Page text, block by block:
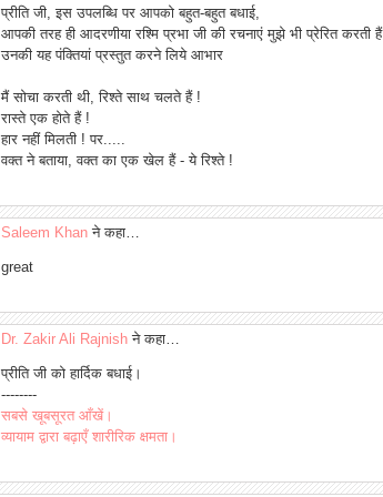
प्रीति जी, इस उपलब्धि पर आपको बहुत-बहुत बधाई,
आपकी तरह ही आदरणीया रश्मि प्रभा जी की रचनाएं मुझे भी प्रेरित करती हैं
उनकी यह पंक्तियां प्रस्‍तुत करने लिये आभार
मैं सोचा करती थी, रिश्ते साथ चलते हैं !
रास्ते एक होते हैं !
हार नहीं मिलती ! पर.....
वक्त ने बताया, वक्त का एक खेल हैं - ये रिश्ते !
Saleem Khan ने कहा…
great
Dr. Zakir Ali Rajnish ने कहा…
प्रीति जी को हार्दिक बधाई।
--------
सबसे खूबसूरत आँखें।
व्यायाम द्वारा बढ़ाएँ शारीरिक क्षमता।